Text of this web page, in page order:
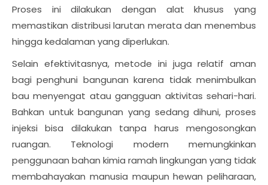
Proses ini dilakukan dengan alat khusus yang
memastikan distribusi larutan merata dan menembus
hingga kedalaman yang diperlukan.
Selain efektivitasnya, metode ini juga relatif aman
bagi penghuni bangunan karena tidak menimbulkan
bau menyengat atau gangguan aktivitas sehari-hari.
Bahkan untuk bangunan yang sedang dihuni, proses
injeksi bisa dilakukan tanpa harus mengosongkan
ruangan. Teknologi modern memungkinkan
penggunaan bahan kimia ramah lingkungan yang tidak
membahayakan manusia maupun hewan peliharaan,